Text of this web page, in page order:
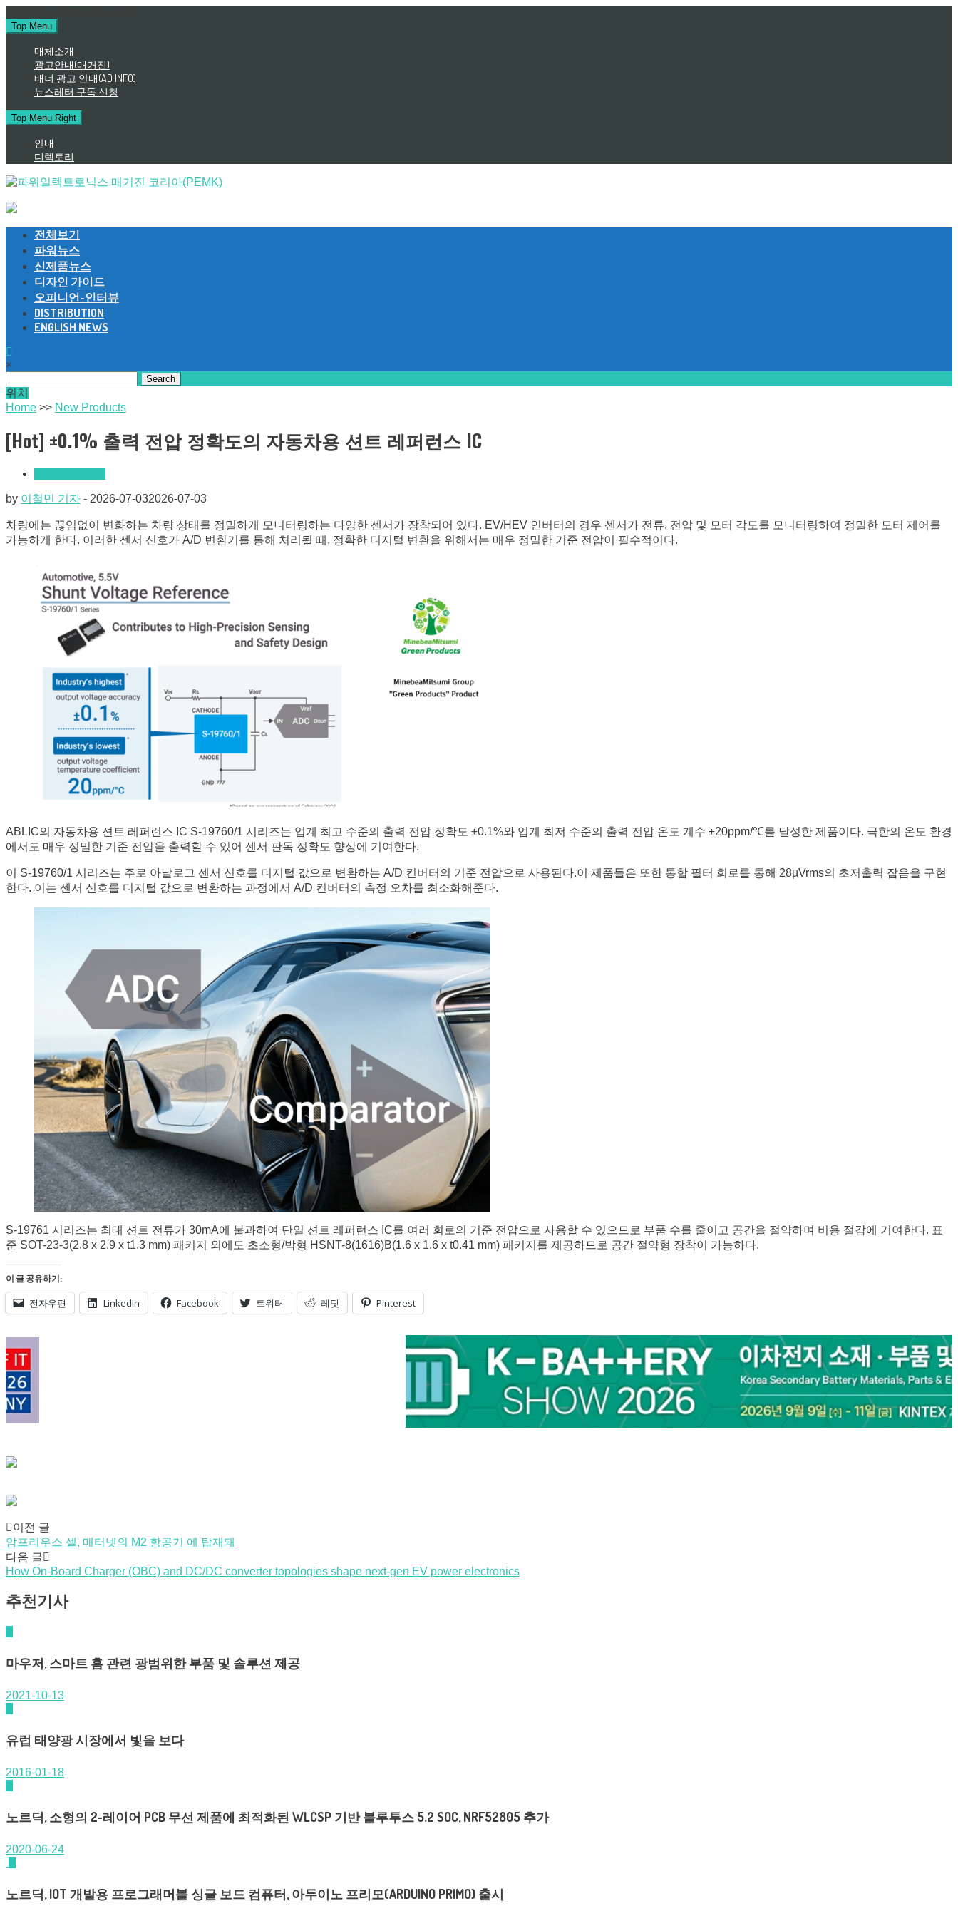
to
content
Top Menu
매체소개
광고안내(매거진)
배너 광고 안내(AD INFO)
뉴스레터 구독 신청
Top Menu Right
안내
디렉토리
전체보기
파워뉴스
신제품뉴스
디자인 가이드
오피니언-인터뷰
DISTRIBUTION
ENGLISH NEWS
×
for:
위치
Home >> New Products
[Hot] ±0.1% 출력 전압 정확도의 자동차용 션트 레퍼런스 IC
by 이철민 기자 - 2026-07-032026-07-03
차량에는 끊임없이 변화하는 차량 상태를 정밀하게 모니터링하는 다양한 센서가 장착되어 있다. EV/HEV 인버터의 경우 센서가 전류, 전압 및 모터 각도를 모니터링하여 정밀한 모터 제어를
가능하게 한다. 이러한 센서 신호가 A/D 변환기를 통해 처리될 때, 정확한 디지털 변환을 위해서는 매우 정밀한 기준 전압이 필수적이다.
ABLIC의 자동차용 션트 레퍼런스 IC S-19760/1 시리즈는 업계 최고 수준의 출력 전압 정확도 ±0.1%와 업계 최저 수준의 출력 전압 온도 계수 ±20ppm/℃를 달성한 제품이다. 극한의 온도 환경
에서도 매우 정밀한 기준 전압을 출력할 수 있어 센서 판독 정확도 향상에 기여한다.
이 S-19760/1 시리즈는 주로 아날로그 센서 신호를 디지털 값으로 변환하는 A/D 컨버터의 기준 전압으로 사용된다.이 제품들은 또한 통합 필터 회로를 통해 28µVrms의 초저출력 잡음을 구현
한다. 이는 센서 신호를 디지털 값으로 변환하는 과정에서 A/D 컨버터의 측정 오차를 최소화해준다.
S-19761 시리즈는 최대 션트 전류가 30mA에 불과하여 단일 션트 레퍼런스 IC를 여러 회로의 기준 전압으로 사용할 수 있으므로 부품 수를 줄이고 공간을 절약하며 비용 절감에 기여한다. 표
준 SOT-23-3(2.8 x 2.9 x t1.3 mm) 패키지 외에도 초소형/박형 HSNT-8(1616)B(1.6 x 1.6 x t0.41 mm) 패키지를 제공하므로 공간 절약형 장착이 가능하다.
이 글 공유하기:
전자우편 LinkedIn Facebook 트위터 레딧 Pinterest
Post
navigation
이전 글
암프리우스 셀, 매터넷의 M2 항공기 에 탑재돼
다음 글
How On-Board Charger (OBC) and DC/DC converter topologies shape next-gen EV power electronics
추천기사
마우저, 스마트 홈 관련 광범위한 부품 및 솔루션 제공
2021-10-13
유럽 태양광 시장에서 빛을 보다
2016-01-18
노르딕, 소형의 2-레이어 PCB 무선 제품에 최적화된 WLCSP 기반 블루투스 5.2 SOC, NRF52805 추가
2020-06-24
노르딕, IOT 개발용 프로그래머블 싱글 보드 컴퓨터, 아두이노 프리모(ARDUINO PRIMO) 출시